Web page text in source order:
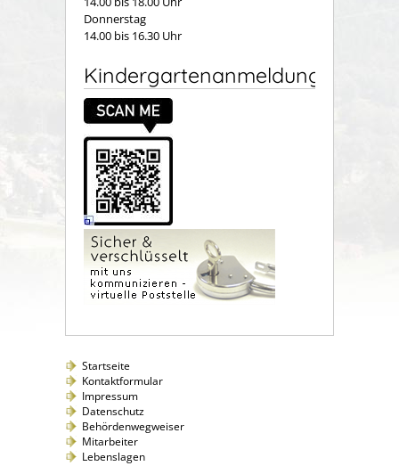
Donnerstag
14.00 bis 16.30 Uhr
Kindergartenanmeldung
Startseite
Kontaktformular
Impressum
Datenschutz
Behördenwegweiser
Mitarbeiter
Lebenslagen